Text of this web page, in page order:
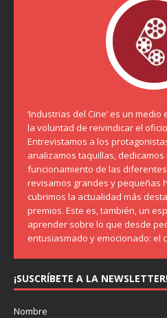
‘Industrias del Cine’ es un
la voluntad de reivindicar el
Entrevistamos a los
analizamos taquillas,
funcionamiento de las
revisamos grandes y pequeñas
cubrimos la actualidad más
premios. Este es, también, un
aprender sobre lo que desde
entusiasmado y emocionado: el
¡SUSCRÍBETE A LA
Nombre